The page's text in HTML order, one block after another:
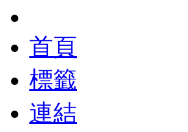
首頁
標籤
連結